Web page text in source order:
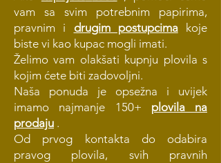
vam sa svim potrebnim papirima,
pravnim i
drugim postupcima
koje
biste vi kao kupac mogli imati.
Želimo vam olakšati kupnju plovila s
kojim ćete biti zadovoljni.
Naša ponuda je opsežna i uvijek
imamo najmanje 150+
plovila na
prodaju .
Od prvog kontakta do odabira
pravog plovila, svih pravnih